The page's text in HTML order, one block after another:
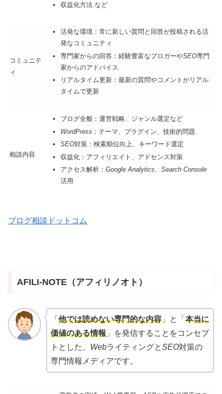
収益化方法 など
コミュニテ
ィ
活発な環境：常に新しい質問と回答が投稿される活
発なコミュニティ
専門家からの回答：経験豊富なブロガーやSEO専門
家からのアドバイス
リアルタイム更新：最新の質問やコメントがリアル
タイムで更新
相談内容
ブログ全般：運営戦略、ジャンル選定など
WordPress ：テーマ、プラグイン、技術的問題
SEO対策：検索順位向上、キーワード選定
収益化：アフィリエイト、アドセンス対策
アクセス解析： Google Analytics、 Search Console
活用
ブログ相談ドットコム
AFILI-NOTE（アフィリノオト）
「 他では読めない専門的な内容」と「 本当に
価値のある情報」を発信することをコンセプ
トとした、 WebライティングとSEO対策の
専門情報メディアです。